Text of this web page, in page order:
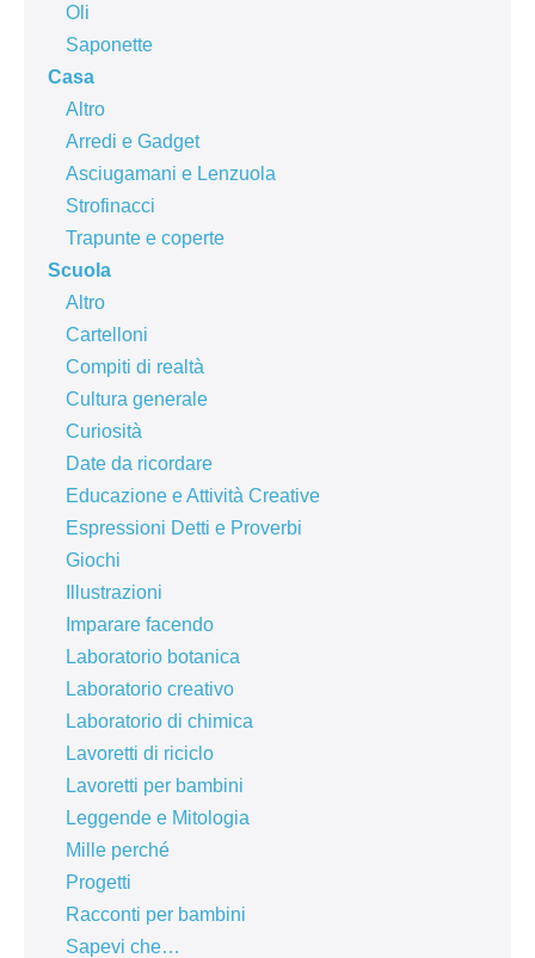
Oli
Saponette
Casa
Altro
Arredi e Gadget
Asciugamani e Lenzuola
Strofinacci
Trapunte e coperte
Scuola
Altro
Cartelloni
Compiti di realtà
Cultura generale
Curiosità
Date da ricordare
Educazione e Attività Creative
Espressioni Detti e Proverbi
Giochi
Illustrazioni
Imparare facendo
Laboratorio botanica
Laboratorio creativo
Laboratorio di chimica
Lavoretti di riciclo
Lavoretti per bambini
Leggende e Mitologia
Mille perché
Progetti
Racconti per bambini
Sapevi che…